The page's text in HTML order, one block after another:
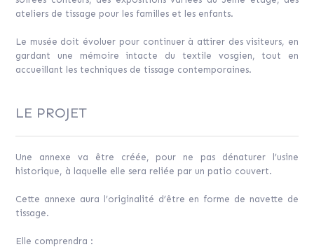
ateliers de tissage pour les familles et les enfants.
Le musée doit évoluer pour continuer à attirer des visiteurs, en
gardant une mémoire intacte du textile vosgien, tout en
accueillant les techniques de tissage contemporaines.
LE PROJET
Une annexe va être créée, pour ne pas dénaturer l’usine
historique, à laquelle elle sera reliée par un patio couvert.
Cette annexe aura l’originalité d’être en forme de navette de
tissage.
Elle comprendra :